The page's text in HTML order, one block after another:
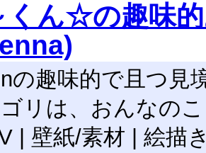
くん☆の趣味
の趣味的で且つ見
リは、おんなの
| 壁紙/素材 | 絵描